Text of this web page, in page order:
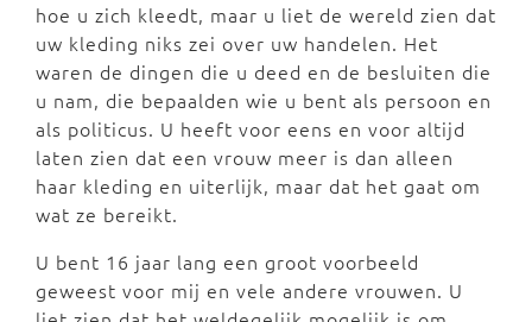
hoe u zich kleedt, maar u liet de wereld zien dat
uw kleding niks zei over uw handelen. Het
waren de dingen die u deed en de besluiten die
u nam, die bepaalden wie u bent als persoon en
als politicus. U heeft voor eens en voor altijd
laten zien dat een vrouw meer is dan alleen
haar kleding en uiterlijk, maar dat het gaat om
wat ze bereikt.
U bent 16 jaar lang een groot voorbeeld
geweest voor mij en vele andere vrouwen. U